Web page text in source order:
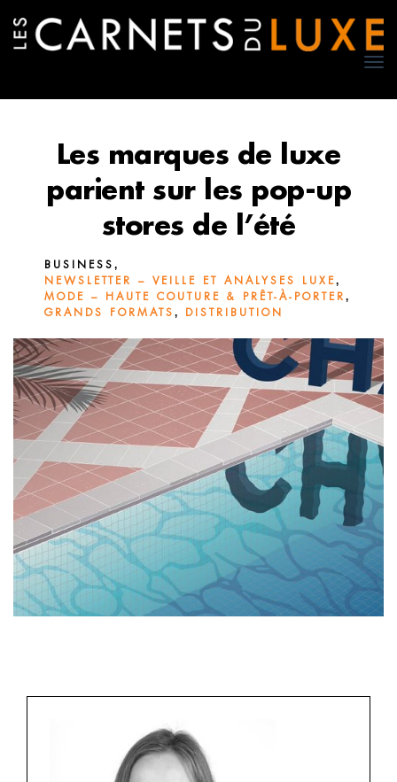
Les marques de luxe
parient sur les pop-up
stores de l’été
BUSINESS ,
NEWSLETTER – VEILLE ET ANALYSES LUXE,
MODE – HAUTE COUTURE & PRÊT-À-PORTER ,
GRANDS FORMATS , DISTRIBUTION